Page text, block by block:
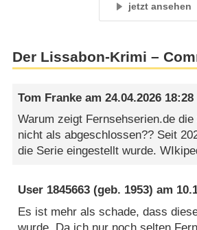
jetzt ansehen
Der Lissabon-Krimi –
Tom Franke am24.04.2026 18:28
Warum zeigt Fernsehserien.de
nicht als abgeschlossen?? Seit
die Serie eingestellt wurde.
User 1845663 (geb. 1953) am
Es ist mehr als schade, dass
wurde. Da ich nur noch selten